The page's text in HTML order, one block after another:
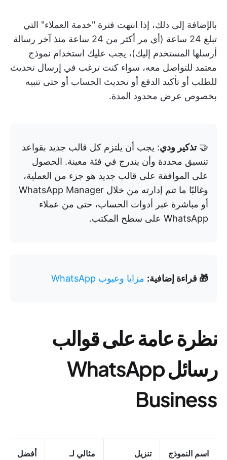
بالإضافة إلى ذلك، إذا انتهت فترة "خدمة العملاء" التي
تبلغ 24 ساعة (أي مر أكثر من 24 ساعة منذ آخر رسالة
أرسلها المستخدم إليك)، يجب عليك استخدام نموذج
معتمد للتواصل معه، سواء كنت ترغب في إرسال تحديث
للطلب أو تأكيد الدفع أو تحديث الحساب أو حتى تنبيه
بخصوص عرض محدود المدة.
🤝تذكير ودي: يجب أن يلتزم كل قالب جديد بقواعد
تنسيق محددة وأن يندرج في فئة معينة. الحصول
على الموافقة على قالب جديد هو جزء من العملية،
وغالبًا ما تتم إدارته من خلال WhatsApp Manager
أو مباشرة عبر أدوات الحساب، حتى من عملاء
WhatsApp على سطح المكتب.
🎁 قراءة إضافية: مزايا وعيوب WhatsApp
نظرة عامة على قوالب
رسائل WhatsApp
Business
اسم النموذج
تنزيل
مثالي لـ
أفضل